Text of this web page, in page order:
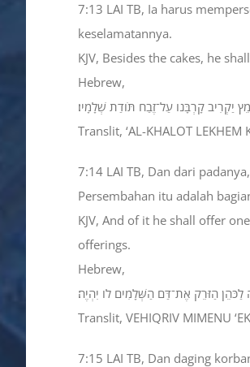
7:13 LAI TB, Ia harus
keselamatannya.
KJV, Besides the cakes, he
Hebrew,
יַקְרִיב קָרְבָּנֹו עַל־זֶבַח תֹּודַת שְׁלָמָיו׃
Translit, ‘AL-KHALOT LEKHEM
7:14 LAI TB, Dan dari
Persembahan itu adalah
KJV, And of it he shall offer
offerings.
Hebrew,
הַזֹּרֵק אֶת־דַּם הַשְּׁלָמִים לֹו יִהְיֶה׃
Translit, VEHIQRIV MIMENU
7:15 LAI TB, Dan daging